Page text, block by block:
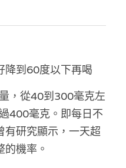
降到60度以下再喝
，從40到300毫克左
400毫克。即每日不
有研究顯示，一天超
機率。